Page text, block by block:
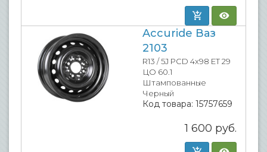
Accuride Ваз
2103
R13 / 5J PCD 4x98 ET 29
ЦО 60.1
Штампованные
Черный
Код товара: 15757659
1 600 руб.